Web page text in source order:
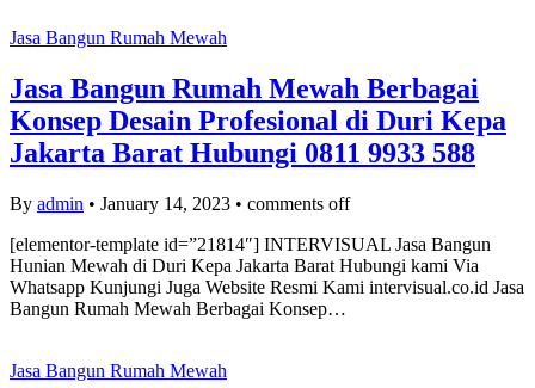
Jasa Bangun Rumah Mewah
Jasa Bangun Rumah Mewah Berbagai
Konsep Desain Profesional di Duri Kepa
Jakarta Barat Hubungi 0811 9933 588
By admin • January 14, 2023 • comments off
[elementor-template id=”21814″] INTERVISUAL Jasa Bangun
Hunian Mewah di Duri Kepa Jakarta Barat Hubungi kami Via
Whatsapp Kunjungi Juga Website Resmi Kami intervisual.co.id Jasa
Bangun Rumah Mewah Berbagai Konsep…
Jasa Bangun Rumah Mewah